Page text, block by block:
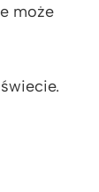
może